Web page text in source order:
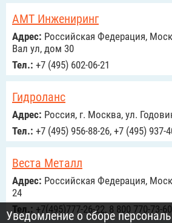
АМТ Инжениринг
Адрес: Российcкая Федерация,
Вал ул, дом 30
Тел.: +7 (495) 602-06-21
Гидроланс
Адрес: Россия, г. Москва, ул.
Тел.: +7 (495) 956-88-26, +7 (495) 937-
Веста Металл
Адрес: Российcкая Федерация,
24
Тел.: +7(495)777-26-22, 8 800 770-73-
Уведомление о сборе